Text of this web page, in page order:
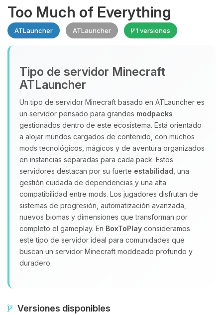
Too Much of Everything
ATLauncher ATLauncher 1 versiones
Tipo de servidor Minecraft
ATLauncher
Un tipo de servidor Minecraft basado en ATLauncher es
un servidor pensado para grandes modpacks
gestionados dentro de este ecosistema. Está orientado
a alojar mundos cargados de contenido, con muchos
mods tecnológicos, mágicos y de aventura organizados
en instancias separadas para cada pack. Estos
servidores destacan por su fuerte estabilidad , una
gestión cuidada de dependencias y una alta
compatibilidad entre mods. Los jugadores disfrutan de
sistemas de progresión, automatización avanzada,
nuevos biomas y dimensiones que transforman por
completo el gameplay. En BoxToPlay consideramos
este tipo de servidor ideal para comunidades que
buscan un servidor Minecraft moddeado profundo y
duradero.
Versiones disponibles
Yupi, por fin alguien con quien
hablar! Soy Choupy, tu pequeno
asistente de BoxToPlay. Cuentame
que necesitas y moveré mis
pequenos circuitos para ayudarte.
06/08/2026 02:47